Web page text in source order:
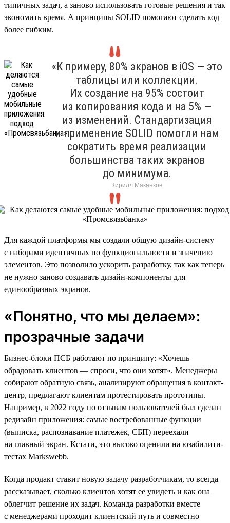
типичных задач, а заново использовать готовые решения и так
экономить время. А принципы SOLID помогают сделать код
более гибким.
«К примеру, 80% экранов в iOS — это
таблицы или коллекции.
Их создание на 95% состоит
из копирования кода и на 5% —
из изменений. Стандартизация
и применение SOLID помогли нам
сократить время реализации
большинства таких экранов
до минимума.
Кирилл Маканков
Для каждой платформы мы создали общую дизайн-систему
с наборами идентичных по функциональности и значению
элементов. Это позволило ускорить разработку, так как теперь
не нужно заново создавать дизайн-компоненты для
единообразных экранов.
«Понятно, что мы делаем»:
прозрачные задачи
Бизнес-блоки ПСБ работают по принципу: «Хочешь
обрадовать клиентов — спроси, что они хотят». Менеджеры
собирают обратную связь, анализируют обращения в контакт-
центр, предлагают клиентам протестировать прототипы.
Например, в 2022 году по отзывам пользователей был сделан
редизайн приложения: самые востребованные функции
(выписка, распознавание платежек, СБП) переехали
на главный экран. Кстати, это высоко оценили на юзабилити-
тестах Markswebb.
Когда продакт ставит новую задачу разработчикам, то всегда
рассказывает, сколько клиентов хотят ее увидеть и как она
облегчит решение их задач. Команда разработки вместе
с менеджерами проходит клиентский путь и совместно